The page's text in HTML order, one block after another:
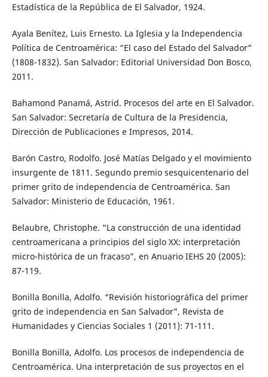
Estadística de la República de El Salvador, 1924.
Ayala Benítez, Luis Ernesto. La Iglesia y la Independencia
Política de Centroamérica: “El caso del Estado del Salvador”
(1808-1832). San Salvador: Editorial Universidad Don Bosco,
2011.
Bahamond Panamá, Astrid. Procesos del arte en El Salvador.
San Salvador: Secretaría de Cultura de la Presidencia,
Dirección de Publicaciones e Impresos, 2014.
Barón Castro, Rodolfo. José Matías Delgado y el movimiento
insurgente de 1811. Segundo premio sesquicentenario del
primer grito de independencia de Centroamérica. San
Salvador: Ministerio de Educación, 1961.
Belaubre, Christophe. “La construcción de una identidad
centroamericana a principios del siglo XX: interpretación
micro-histórica de un fracaso”, en Anuario IEHS 20 (2005):
87-119.
Bonilla Bonilla, Adolfo. “Revisión historiográfica del primer
grito de independencia en San Salvador”, Revista de
Humanidades y Ciencias Sociales 1 (2011): 71-111.
Bonilla Bonilla, Adolfo. Los procesos de independencia de
Centroamérica. Una interpretación de sus proyectos en el